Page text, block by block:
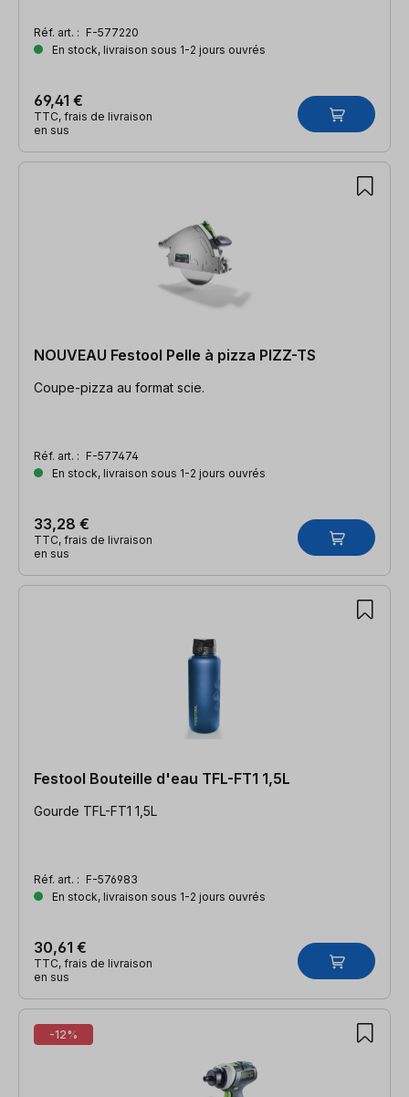
Réf. art. : F-577220
En stock, livraison sous 1-2 jours ouvrés
69,41 €
TTC, frais de livraison
en sus
NOUVEAU Festool Pelle à pizza PIZZ-TS
Coupe-pizza au format scie.
Réf. art. : F-577474
En stock, livraison sous 1-2 jours ouvrés
33,28 €
TTC, frais de livraison
en sus
Festool Bouteille d'eau TFL-FT1 1,5L
Gourde TFL-FT1 1,5L
Réf. art. : F-576983
En stock, livraison sous 1-2 jours ouvrés
30,61 €
TTC, frais de livraison
en sus
-12%